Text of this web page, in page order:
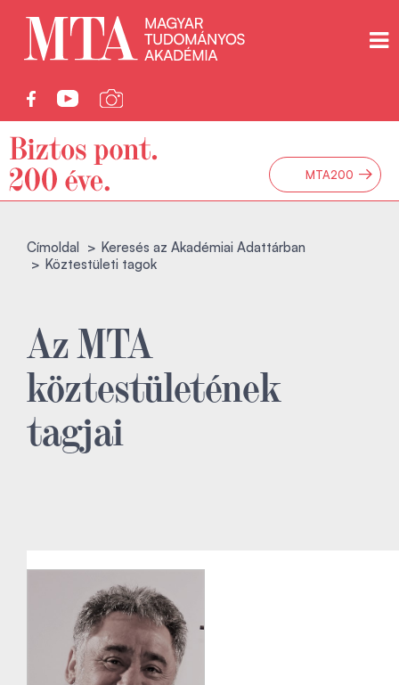
MTA200 →
Címoldal
Keresés az Akadémiai Adattárban
Köztestületi tagok
Az MTA
köztestületének
tagjai